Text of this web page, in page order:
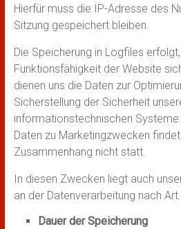
Hierfür muss die IP-Adresse des
Sitzung gespeichert bleiben.
Die Speicherung in Logfiles
Funktionsfähigkeit der Website
dienen uns die Daten zur
Sicherstellung der Sicherheit
informationstechnischen
Daten zu Marketingzwecken
Zusammenhang nicht statt.
In diesen Zwecken liegt auch
an der Datenverarbeitung nach
Dauer der Speicherung